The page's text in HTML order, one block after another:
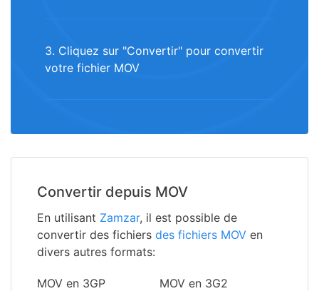
3. Cliquez sur "Convertir" pour convertir
votre fichier MOV
Convertir depuis MOV
En utilisant Zamzar, il est possible de
convertir des fichiers des fichiers MOV en
divers autres formats:
MOV en 3GP
MOV en 3G2